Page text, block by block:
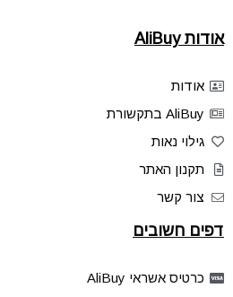
אודות AliBuy
אודות
AliBuy בתקשורת
גילוי נאות
תקנון האתר
צור קשר
דפים חשובים
כרטיס אשראי AliBuy